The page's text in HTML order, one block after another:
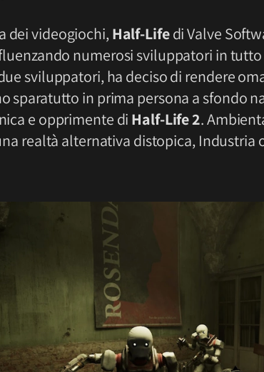
dei videogiochi,Half-Lifedi Valve
numerosi sviluppatori in
sviluppatori, ha deciso di rendere
sparatutto in prima persona a sfondo
e opprimente di Half-Life 2.
realtà alternativa distopica, Industria